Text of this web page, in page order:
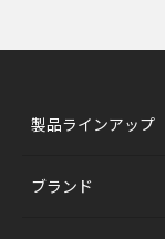
製品ラインアップ
ブランド